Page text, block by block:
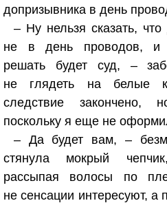
допризывника в день
– Ну нельзя сказать,
не в день проводов, и
решать будет суд, –
не глядеть на белые
следствие
поскольку я еще не
– Да будет вам, –
стянула мокрый
рассыпая волосы по
не сенсации интересуют,